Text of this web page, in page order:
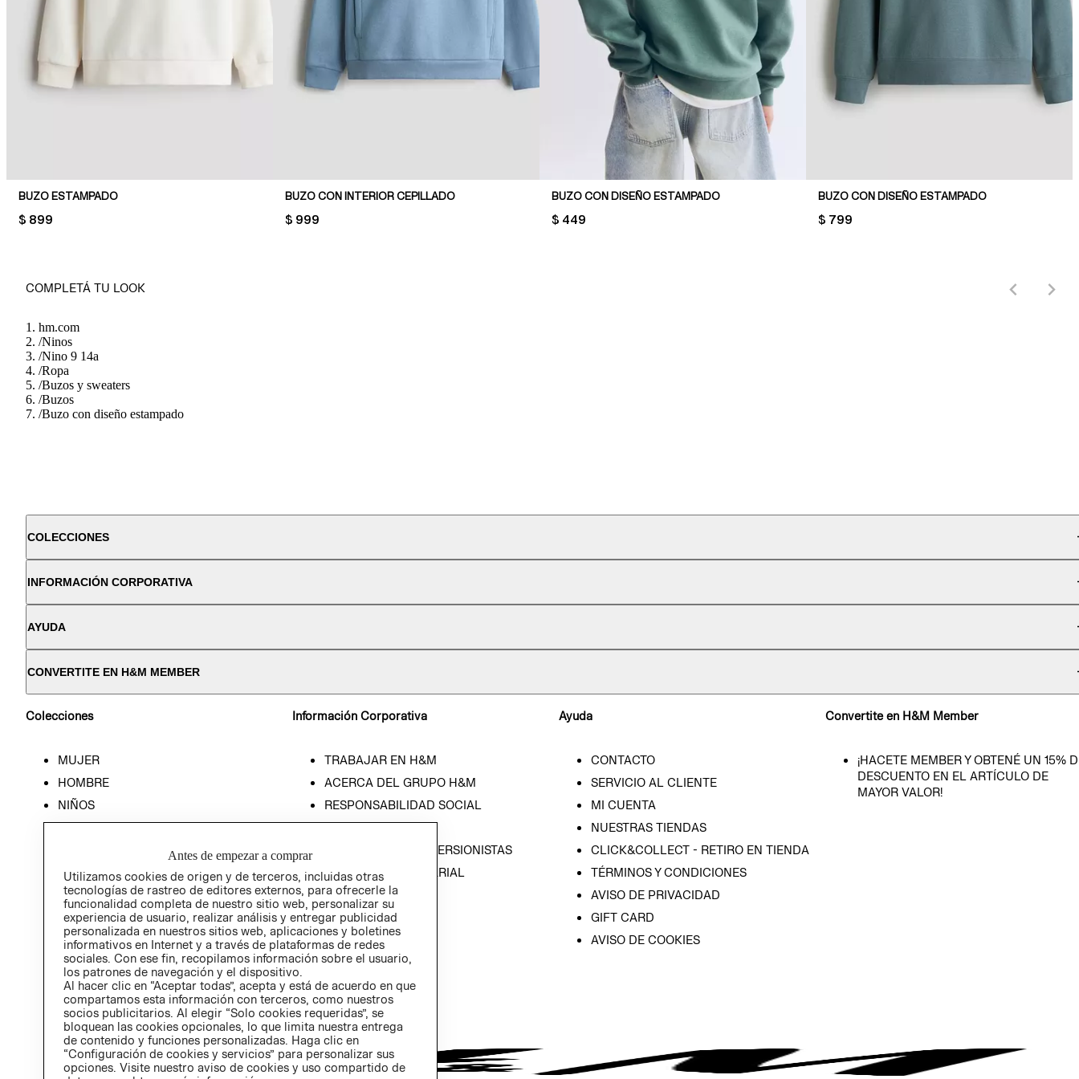
BUZO ESTAMPADO
PRICE:
$ 899
BUZO CON INTERIOR CEPILLADO
PRICE:
$ 999
BUZO CON DISEÑO ESTAMPADO
PRICE:
$ 449
BUZO CON DISEÑO ESTAMPADO
PRICE:
$ 799
COMPLETÁ TU LOOK
hm.com
/Ninos
/Nino 9 14a
/Ropa
/Buzos y sweaters
/Buzos
/Buzo con diseño estampado
COLECCIONES
INFORMACIÓN CORPORATIVA
AYUDA
CONVERTITE EN H&M MEMBER
Colecciones
MUJER
HOMBRE
NIÑOS
HOME
Información Corporativa
TRABAJAR EN H&M
ACERCA DEL GRUPO H&M
RESPONSABILIDAD SOCIAL
PRENSA
RELACIÓN CON INVERSIONISTAS
POLÍTICA EMPRESARIAL
Ayuda
CONTACTO
SERVICIO AL CLIENTE
MI CUENTA
NUESTRAS TIENDAS
CLICK&COLLECT - RETIRO EN TIENDA
TÉRMINOS Y CONDICIONES
AVISO DE PRIVACIDAD
GIFT CARD
AVISO DE COOKIES
Convertite en H&M Member
¡HACETE MEMBER Y OBTENÉ UN 15%
DESCUENTO EN EL ARTÍCULO DE
MAYOR VALOR!
Antes de empezar a comprar
Utilizamos cookies de origen y de terceros, incluidas otras
tecnologías de rastreo de editores externos, para ofrecerle la
funcionalidad completa de nuestro sitio web, personalizar su
experiencia de usuario, realizar análisis y entregar publicidad
personalizada en nuestros sitios web, aplicaciones y boletines
informativos en Internet y a través de plataformas de redes
sociales. Con ese fin, recopilamos información sobre el usuario,
los patrones de navegación y el dispositivo.
Al hacer clic en “Aceptar todas”, acepta y está de acuerdo en que
compartamos esta información con terceros, como nuestros
socios publicitarios. Al elegir “Solo cookies requeridas”, se
bloquean las cookies opcionales, lo que limita nuestra entrega
de contenido y funciones personalizadas. Haga clic en
“Configuración de cookies y servicios” para personalizar sus
opciones. Visite nuestro aviso de cookies y uso compartido de